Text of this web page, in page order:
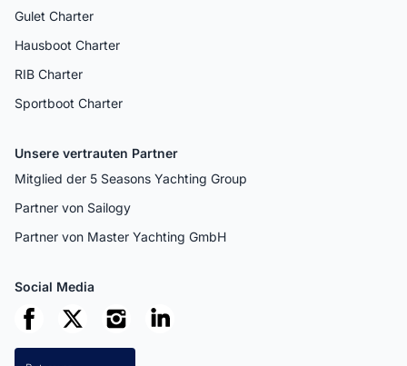
Gulet Charter
Hausboot Charter
RIB Charter
Sportboot Charter
Unsere vertrauten Partner
Mitglied der 5 Seasons Yachting Group
Partner von Sailogy
Partner von Master Yachting GmbH
Social Media